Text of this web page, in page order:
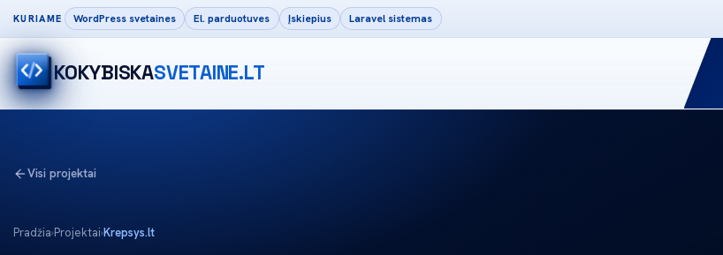
KURIAME WordPress svetaines El. parduotuves Įskiepius Laravel sistemas
KOKYBISKASVETAINE.LT
Visi projektai
Pradžia›Projektai›Krepsys.lt